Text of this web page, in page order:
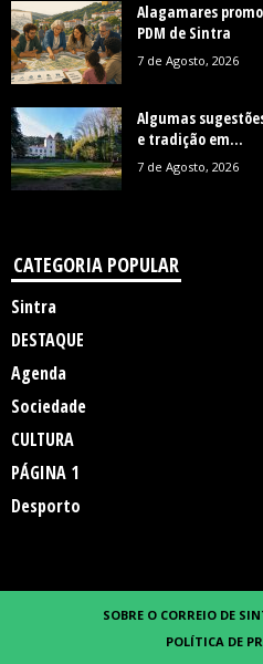
Alagamares
PDM de Sintra
7 de Agosto, 2026
Algumas
e tradição em...
7 de Agosto, 2026
CATEGORIA POPULAR
Sintra
DESTAQUE
Agenda
Sociedade
CULTURA
PÁGINA 1
Desporto
SOBRE O CORREIO DE
POLÍTICA DE